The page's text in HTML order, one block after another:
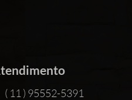
( 11 ) 95552-5391